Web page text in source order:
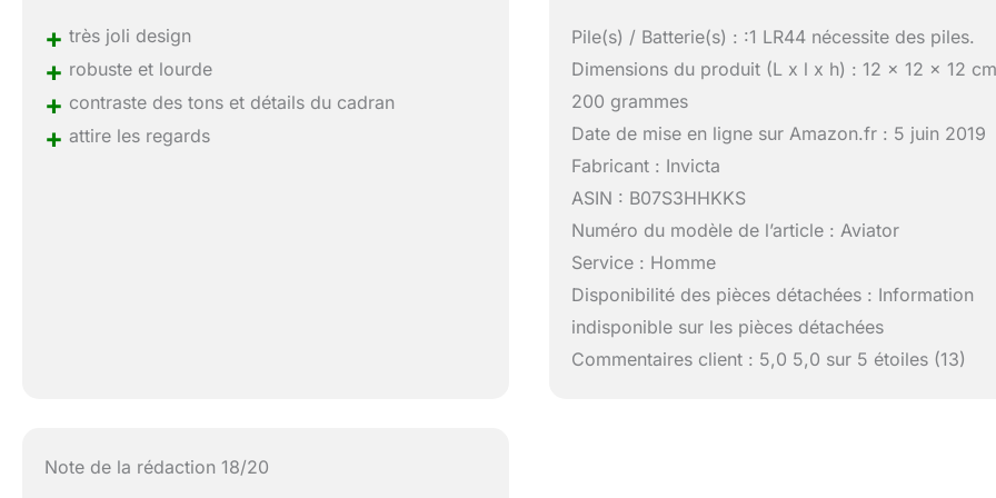
+ très joli design
+ robuste et lourde
+ contraste des tons et détails du cadran
+ attire les regards
Pile(s) / Batterie(s) : :1 LR44 nécessite des piles.
Dimensions du produit (L x l x h) : 12 x 12 x 12
200 grammes
Date de mise en ligne sur Amazon.fr : 5 juin 2019
Fabricant : Invicta
ASIN : B07S3HHKKS
Numéro du modèle de l’article : Aviator
Service : Homme
Disponibilité des pièces détachées : Information
indisponible sur les pièces détachées
Commentaires client : 5,0 5,0 sur 5 étoiles (13)
Note de la rédaction 18/20